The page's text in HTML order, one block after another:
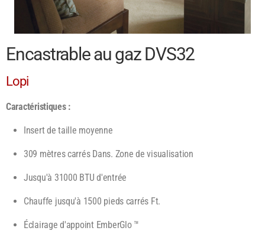
Encastrable au gaz DVS32
Lopi
Caractéristiques :
Insert de taille moyenne
309 mètres carrés Dans. Zone de visualisation
Jusqu'à 31000 BTU d'entrée
Chauffe jusqu'à 1500 pieds carrés Ft.
Éclairage d'appoint EmberGlo ™